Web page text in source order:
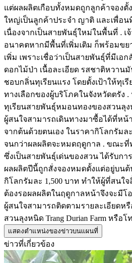
แต่ผลผลิตเกือบทั้งหมดถูกลูกค้าจองตั้
ใหญ่เป็นลูกค้าประจำ ญาติ และเพื่อน
เนื่องจากเป็นสายพันธุ์ใหม่ในพื้นที่ . เ
อนาคตหากมีพื้นที่เพิ่มเติม ก็พร้อมขย
เพิ่ม เพราะเชื่อว่าเป็นสายพันธุ์ที่มีเ
ดอกไม้ป่า เนื้อละเอียด รสชาติหวาน
ชอบกลิ่นทุเรียนแรง โดยตั้งเป้าให้ทุเ
ทางเลือกของผู้บริโภคในจังหวัดตรัง
ทุเรียนสายพันธุ์หมอนทองของสวนลุ
ผู้สนใจสามารถเดินทางมาซื้อได้ที่หน้
จากต้นด้วยตนเอง ในราคากิโลกรัมล
จนกว่าผลผลิตจะหมดฤดูกาล . ขณะที่
ซึ่งเป็นสายพันธุ์เด่นของสวน ได้รับกา
ผลผลิตปีนี้ถูกสั่งจองหมดตั้งแต่อยู่บน
กิโลกรัมละ 1,500 บาท ทำให้ผู้ที่สนใ
ต้องรอผลผลิตในฤดูกาลหน้าจึงจะมีโ
ผู้สนใจสามารถติดตามรายละเอียดห
สวนลุงหนิด Trang Durian Farm หรือโ
แสดงตำแหน่งของข่าวบนแผนที่
ข่าวที่เกี่ยวข้อง